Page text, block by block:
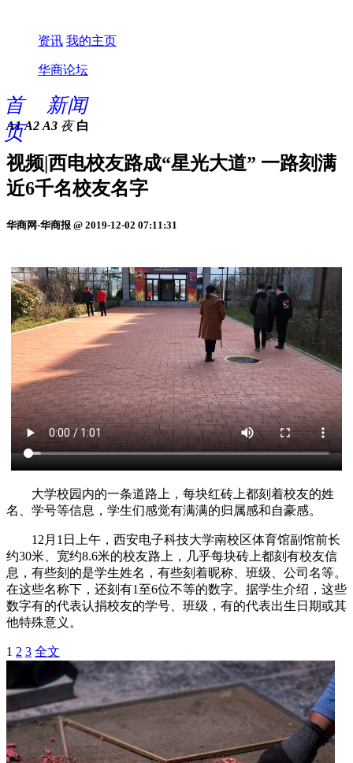
资讯 我的主页
华商论坛
首
页
新闻
A1 A2 A3 夜 白
视频|西电校友路成“星光大道” 一路刻满
近6千名校友名字
华商网-华商报 @ 2019-12-02 07:11:31
大学校园内的一条道路上，每块红砖上都刻着校友的姓
名、学号等信息，学生们感觉有满满的归属感和自豪感。
12月1日上午，西安电子科技大学南校区体育馆副馆前长
约30米、宽约8.6米的校友路上，几乎每块砖上都刻有校友信
息，有些刻的是学生姓名，有些刻着昵称、班级、公司名等。
在这些名称下，还刻有1至6位不等的数字。据学生介绍，这些
数字有的代表认捐校友的学号、班级，有的代表出生日期或其
他特殊意义。
1 2 3 全文